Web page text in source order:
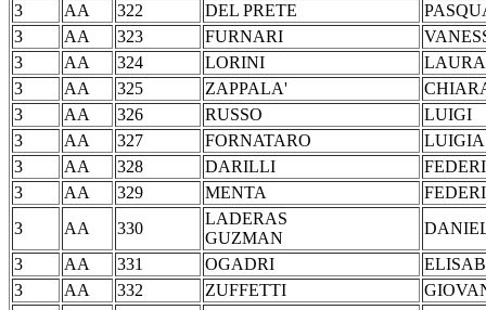
3
AA 322 DEL PRETE
3
AA 323 FURNARI
3
AA 324 LORINI
3
AA 325 ZAPPALA'
3
AA 326 RUSSO
3
AA 327 FORNATARO
3
AA 328 DARILLI
3
AA 329 MENTA
3
AA 330
LADERAS
GUZMAN
3
AA 331 OGADRI
3
AA 332 ZUFFETTI